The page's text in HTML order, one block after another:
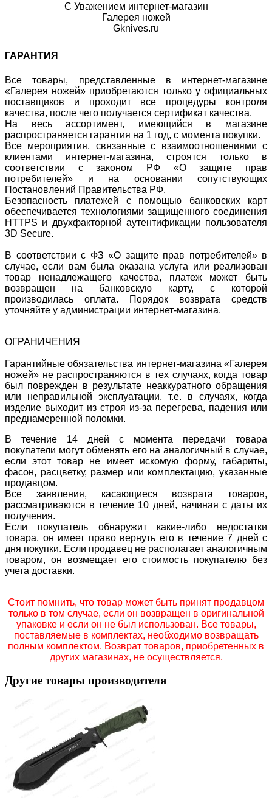
С Уважением интернет-магазин
Галерея ножей
Gknives.ru
ГАРАНТИЯ
Все товары, представленные в интернет-магазине
«Галерея ножей» приобретаются только у официальных
поставщиков и проходит все процедуры контроля
качества, после чего получается сертификат качества.
На весь ассортимент, имеющийся в магазине
распространяется гарантия на 1 год, с момента покупки.
Все мероприятия, связанные с взаимоотношениями с
клиентами интернет-магазина, строятся только в
соответствии с законом РФ «О защите прав
потребителей» и на основании сопутствующих
Постановлений Правительства РФ.
Безопасность платежей с помощью банковских карт
обеспечивается технологиями защищенного соединения
HTTPS и двухфакторной аутентификации пользователя
3D Secure.
В соответствии с ФЗ «О защите прав потребителей» в
случае, если вам была оказана услуга или реализован
товар ненадлежащего качества, платеж может быть
возвращен на банковскую карту, с которой
производилась оплата. Порядок возврата средств
уточняйте у администрации интернет-магазина.
ОГРАНИЧЕНИЯ
Гарантийные обязательства интернет-магазина «Галерея
ножей» не распространяются в тех случаях, когда товар
был поврежден в результате неаккуратного обращения
или неправильной эксплуатации, т.е. в случаях, когда
изделие выходит из строя из-за перегрева, падения или
преднамеренной поломки.
В течение 14 дней с момента передачи товара
покупатели могут обменять его на аналогичный в случае,
если этот товар не имеет искомую форму, габариты,
фасон, расцветку, размер или комплектацию, указанные
продавцом.
Все заявления, касающиеся возврата товаров,
рассматриваются в течение 10 дней, начиная с даты их
получения.
Если покупатель обнаружит какие-либо недостатки
товара, он имеет право вернуть его в течение 7 дней с
дня покупки. Если продавец не располагает аналогичным
товаром, он возмещает его стоимость покупателю без
учета доставки.
Стоит помнить, что товар может быть принят продавцом
только в том случае, если он возвращен в оригинальной
упаковке и если он не был использован. Все товары,
поставляемые в комплектах, необходимо возвращать
полным комплектом. Возврат товаров, приобретенных в
других магазинах, не осуществляется.
Другие товары производителя